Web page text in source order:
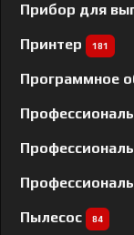
Прибор для
Принтер 181
Программное
Пылесос 84